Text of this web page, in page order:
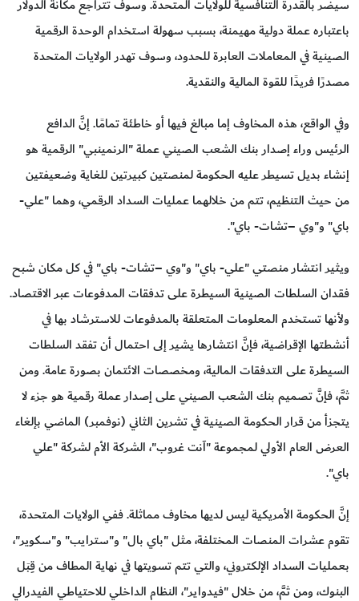
سيضر بالقدرة التنافسية للولايات المتحدة. وسوف تتراجع مكانة الدولار
باعتباره عملة دولية مهيمنة، بسبب سهولة استخدام الوحدة الرقمية
الصينية في المعاملات العابرة للحدود، وسوف تهدر الولايات المتحدة
مصدرًا فريدًا للقوة المالية والنقدية.
وفي الواقع، هذه المخاوف إما مبالغ فيها أو خاطئة تمامًا. إنَّ الدافع
الرئيس وراء إصدار بنك الشعب الصيني عملة "الرنمينبي" الرقمية هو
إنشاء بديل تسيطر عليه الحكومة لمنصتين كبيرتين للغاية وضعيفتين
من حيث التنظيم، تتم من خلالهما عمليات السداد الرقمي، وهما "علي-
باي" و"وي –تشات- باي".
ويثير انتشار منصتي "علي- باي" و"وي –تشات- باي" في كل مكان شبح
فقدان السلطات الصينية السيطرة على تدفقات المدفوعات عبر الاقتصاد.
ولأنها تستخدم المعلومات المتعلقة بالمدفوعات للاسترشاد بها في
أنشطتها الإقراضية، فإنَّ انتشارها يشير إلى احتمال أن تفقد السلطات
السيطرة على التدفقات المالية، ومخصصات الائتمان بصورة عامة. ومن
ثمَّ، فإنَّ تصميم بنك الشعب الصيني على إصدار عملة رقمية هو جزء لا
يتجزأ من قرار الحكومة الصينية في تشرين الثاني (نوفمبر) الماضي بإلغاء
العرض العام الأولي لمجموعة "آنت غروب"، الشركة الأم لشركة "علي
باي".
إنَّ الحكومة الأمريكية ليس لديها مخاوف مماثلة. ففي الولايات المتحدة،
تقوم عشرات المنصات المختلفة، مثل "باي بال" و"سترايب" و"سكوير"،
بعمليات السداد الإلكتروني، والتي تتم تسويتها في نهاية المطاف من قِبَل
البنوك، ومن ثمَّ، من خلال "فيدواير"، النظام الداخلي للاحتياطي الفيدرالي